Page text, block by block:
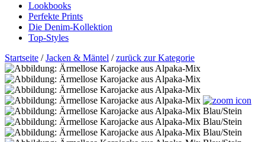
Lookbooks
Perfekte Prints
Die Denim-Kollektion
Top-Styles
Startseite /Jacken & Mäntel /zurück zur Kategorie